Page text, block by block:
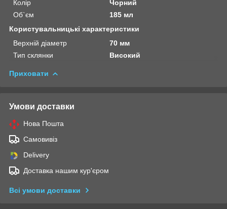
Колір
Чорний
Об`єм
185 мл
Користувальницькі характеристики
Верхній діаметр
70 мм
Тип склянки
Високий
Приховати
Умови доставки
Нова Пошта
Самовивіз
Delivery
Доставка нашим кур'єром
Всі умови доставки